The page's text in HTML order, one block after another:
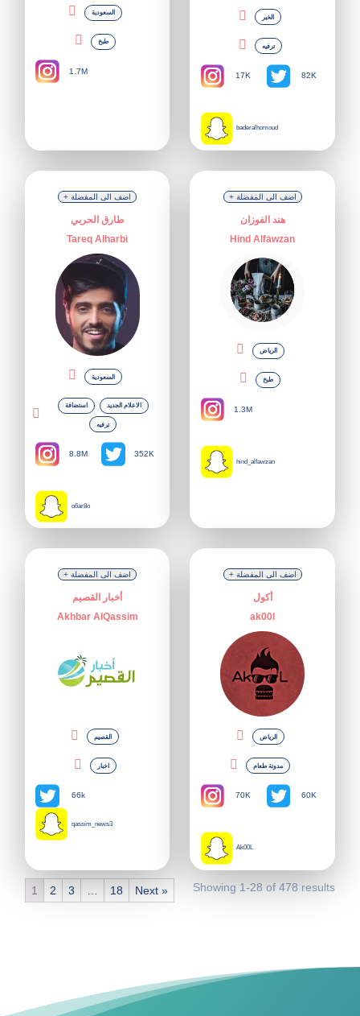
السعودية
طبخ
1.7M
الخبر
ترفيه
17K 82K
baderalhomoud
+ اضف الى المفضلة
طارق الحربي
Tareq Alharbi
السعودية
استضافة الاعلام الجديد
ترفيه
8.8M 352K
o6ar8o
+ اضف الى المفضلة
هند الفوزان
Hind Alfawzan
الرياض
طبخ
1.3M
hind_alfawzan
+ اضف الى المفضلة
أخبار القصيم
Akhbar AlQassim
القصيم
اخبار
66k
qassim_news3
+ اضف الى المفضلة
أكول
ak00l
الرياض
مدونة طعام
70K 60K
Ak00L
Showing 1-28 of 478 results
1 2 3 … 18 Next »